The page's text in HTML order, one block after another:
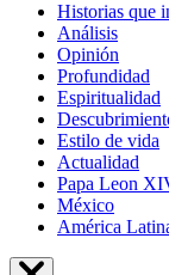
Historias que
Análisis
Opinión
Profundidad
Espiritualidad
Estilo de vida
Actualidad
Papa Leon
México
América